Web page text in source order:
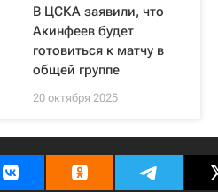
В ЦСКА заявили, что
Акинфеев будет
готовиться к матчу в
общей группе
20 октября 2025